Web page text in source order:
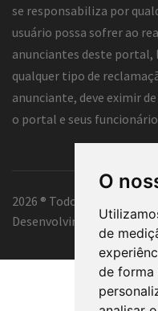
O
de
de forma
se responsabiliza por
usuário possa sofrer ao
anunciantes deste portal,
qualquer tipo de
anunciante, deve eximir
o portal e seus
2026 ® Todos os direitos
Desenvolvimento e